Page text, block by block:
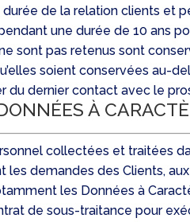
de la relation clients et
une durée de 10 ans
sont pas retenus sont
soient conservées au-
du dernier contact avec le
À
collectées et traitées
les demandes des Clients,
les Données à
de sous-traitance pour